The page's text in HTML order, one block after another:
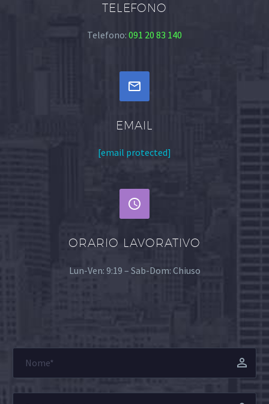
TELEFONO
Telefono: 091 20 83 140


EMAIL
[email protected]


ORARIO LAVORATIVO
Lun-Ven: 9:19 – Sab-Dom: Chiuso